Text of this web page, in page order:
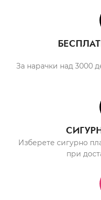
За нарачки над 3000
Изберете сигурно
при